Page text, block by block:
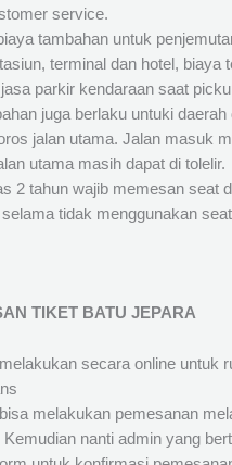
service.
tambahan untuk
terminal dan hotel, biaya
parkir kendaraan saat
juga berlaku untuki daerah
jalan utama. Jalan masuk
utama masih dapat di tolelir.
2 tahun wajib memesan seat
selama tidak menggunakan
TIKET BATU JEPARA
secara online untuk
melakukan pemesanan
nanti admin yang